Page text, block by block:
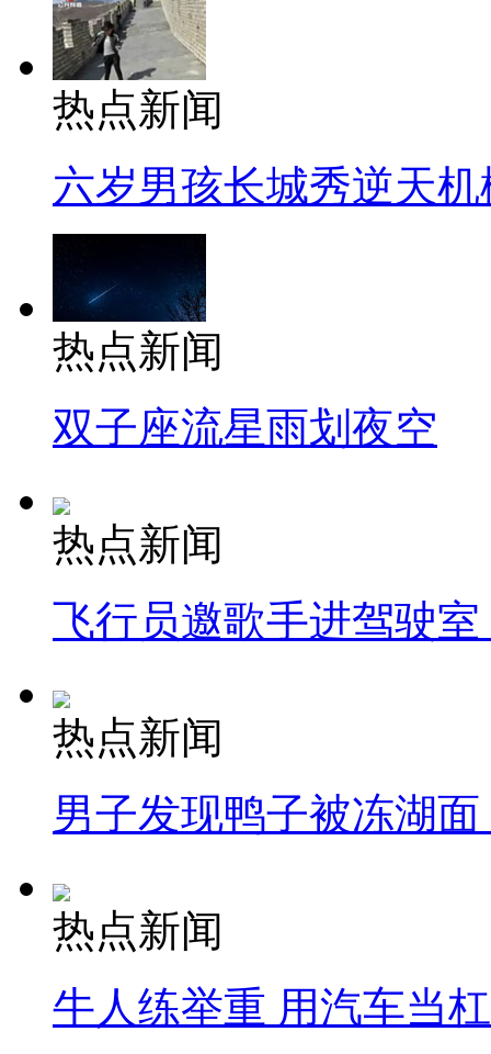
热点新闻
六岁男孩长城秀逆天机
热点新闻
双子座流星雨划夜空
热点新闻
飞行员邀歌手进驾驶
热点新闻
男子发现鸭子被冻湖
热点新闻
牛人练举重 用汽车当